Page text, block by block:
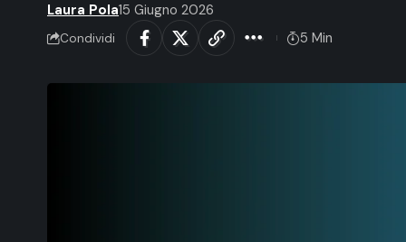
Laura Pola15 Giugno 2026
Condividi 5 Min